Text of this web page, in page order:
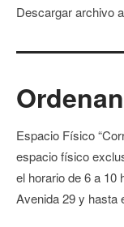
Descargar archivo
Espacio Físico
espacio físico
el horario de 6 a 10
Avenida 29 y